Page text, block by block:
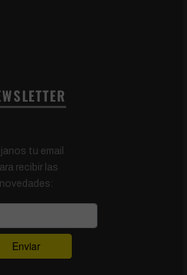
tu email
recibir las
novedades: